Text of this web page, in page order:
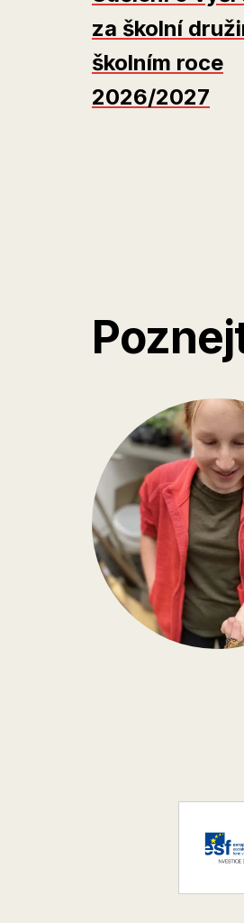
za školní
školním roce
2026/2027